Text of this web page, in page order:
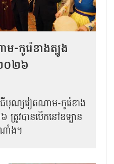
-កូរ៉េខាងត្បូង
០២៦
បុណ្យវៀតណាម-កូរ៉េខាង
រូវបានបើកនៅឧទ្យាន
ាំង។